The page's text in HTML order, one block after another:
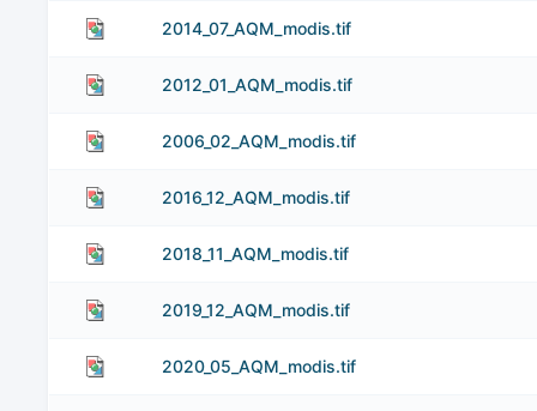
2014_07_AQM_modis.tif
2012_01_AQM_modis.tif
2006_02_AQM_modis.tif
2016_12_AQM_modis.tif
2018_11_AQM_modis.tif
2019_12_AQM_modis.tif
2020_05_AQM_modis.tif